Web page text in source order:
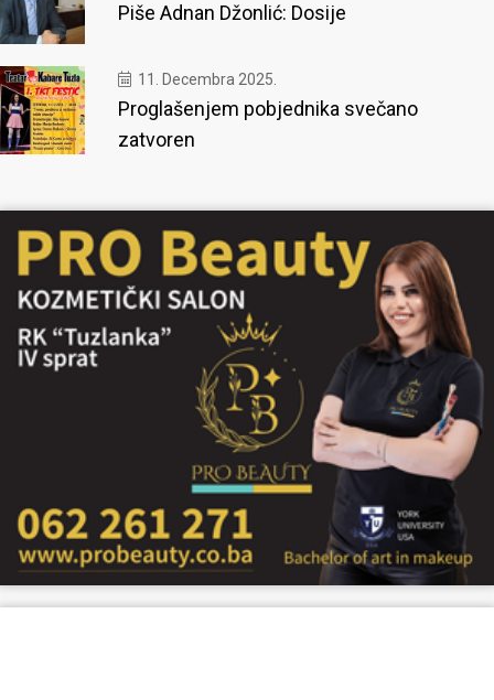
Piše Adnan Džonlić: Dosije
11. Decembra 2025.
Proglašenjem pobjednika svečano
zatvoren